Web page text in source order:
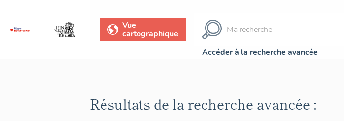
Vue
cartographique
Accéder à la recherche avancée
Résultats de la recherche avancée :